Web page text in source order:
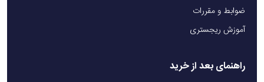
ضوابط و مقررات
آموزش ریجستری
راهنمای بعد از خرید